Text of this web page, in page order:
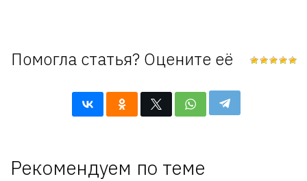
Помогла статья? Оцените её
Рекомендуем по теме